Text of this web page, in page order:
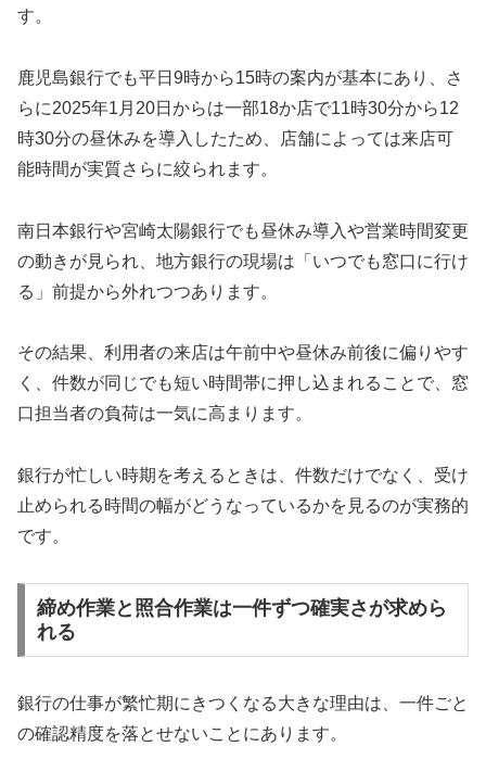
す。
鹿児島銀行でも平日9時から15時の案内が基本にあり、さ
らに2025年1月20日からは一部18か店で11時30分から12
時30分の昼休みを導入したため、店舗によっては来店可
能時間が実質さらに絞られます。
南日本銀行や宮崎太陽銀行でも昼休み導入や営業時間変更
の動きが見られ、地方銀行の現場は「いつでも窓口に行け
る」前提から外れつつあります。
その結果、利用者の来店は午前中や昼休み前後に偏りやす
く、件数が同じでも短い時間帯に押し込まれることで、窓
口担当者の負荷は一気に高まります。
銀行が忙しい時期を考えるときは、件数だけでなく、受け
止められる時間の幅がどうなっているかを見るのが実務的
です。
締め作業と照合作業は一件ずつ確実さが求めら
れる
銀行の仕事が繁忙期にきつくなる大きな理由は、一件ごと
の確認精度を落とせないことにあります。